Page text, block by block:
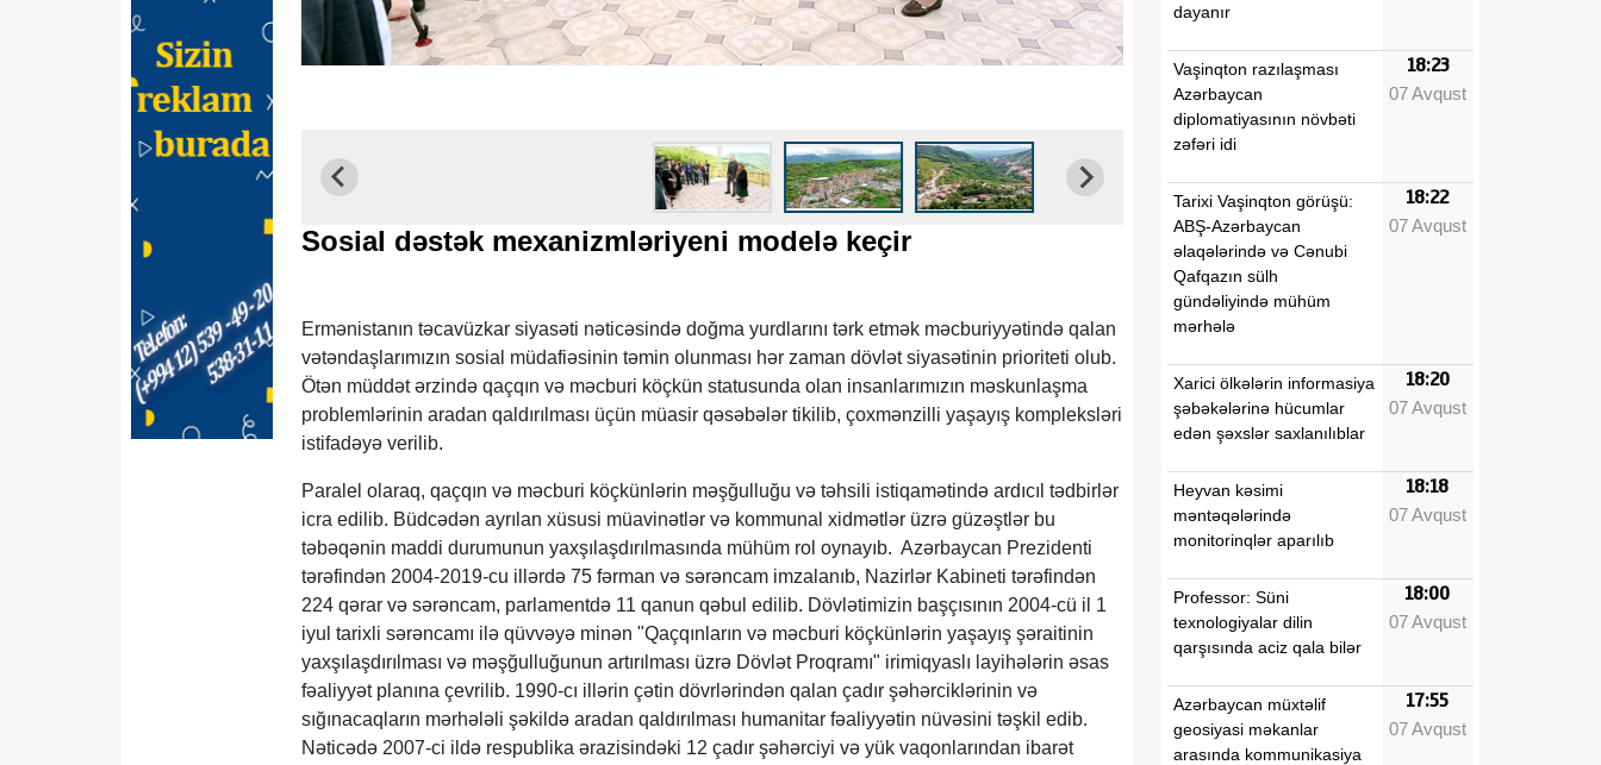
Sosial dəstək mexanizmləriyeni modelə keçir
Ermənistanın təcavüzkar siyasəti nəticəsində doğma yurdlarını tərk etmək məcburiyyətində qalan
vətəndaşlarımızın sosial müdafiəsinin təmin olunması hər zaman dövlət siyasətinin prioriteti olub.
Ötən müddət ərzində qaçqın və məcburi köçkün statusunda olan insanlarımızın məskunlaşma
problemlərinin aradan qaldırılması üçün müasir qəsəbələr tikilib, çoxmənzilli yaşayış kompleksləri
istifadəyə verilib.
Paralel olaraq, qaçqın və məcburi köçkünlərin məşğulluğu və təhsili istiqamətində ardıcıl tədbirlər
icra edilib. Büdcədən ayrılan xüsusi müavinətlər və kommunal xidmətlər üzrə güzəştlər bu
təbəqənin maddi durumunun yaxşılaşdırılmasında mühüm rol oynayıb. Azərbaycan Prezidenti
tərəfindən 2004-2019-cu illərdə 75 fərman və sərəncam imzalanıb, Nazirlər Kabineti tərəfindən
224 qərar və sərəncam, parlamentdə 11 qanun qəbul edilib. Dövlətimizin başçısının 2004-cü il 1
iyul tarixli sərəncamı ilə qüvvəyə minən "Qaçqınların və məcburi köçkünlərin yaşayış şəraitinin
yaxşılaşdırılması və məşğulluğunun artırılması üzrə Dövlət Proqramı" irimiqyaslı layihələrin əsas
fəaliyyət planına çevrilib. 1990-cı illərin çətin dövrlərindən qalan çadır şəhərciklərinin və
sığınacaqların mərhələli şəkildə aradan qaldırılması humanitar fəaliyyətin nüvəsini təşkil edib.
Nəticədə 2007-ci ildə respublika ərazisindəki 12 çadır şəhərciyi və yük vaqonlarından ibarət
dayanır
Vaşinqton razılaşması
Azərbaycan
diplomatiyasının növbəti
zəfəri idi
18:23
07 Avqust
Tarixi Vaşinqton görüşü:
ABŞ-Azərbaycan
əlaqələrində və Cənubi
Qafqazın sülh
gündəliyində mühüm
mərhələ
18:22
07 Avqust
Xarici ölkələrin informasiya
şəbəkələrinə hücumlar
edən şəxslər saxlanılıblar
18:20
07 Avqust
Heyvan kəsimi
məntəqələrində
monitorinqlər aparılıb
18:18
07 Avqust
Professor: Süni
texnologiyalar dilin
qarşısında aciz qala bilər
18:00
07 Avqust
Azərbaycan müxtəlif
geosiyasi məkanlar
arasında kommunikasiya
17:55
07 Avqust